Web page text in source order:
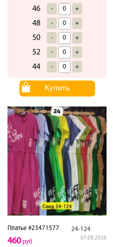
46 - +
48 - +
50 - +
52 - +
44 - +
Купить
Платье #23471577 24-124
07.08.2026
460руб